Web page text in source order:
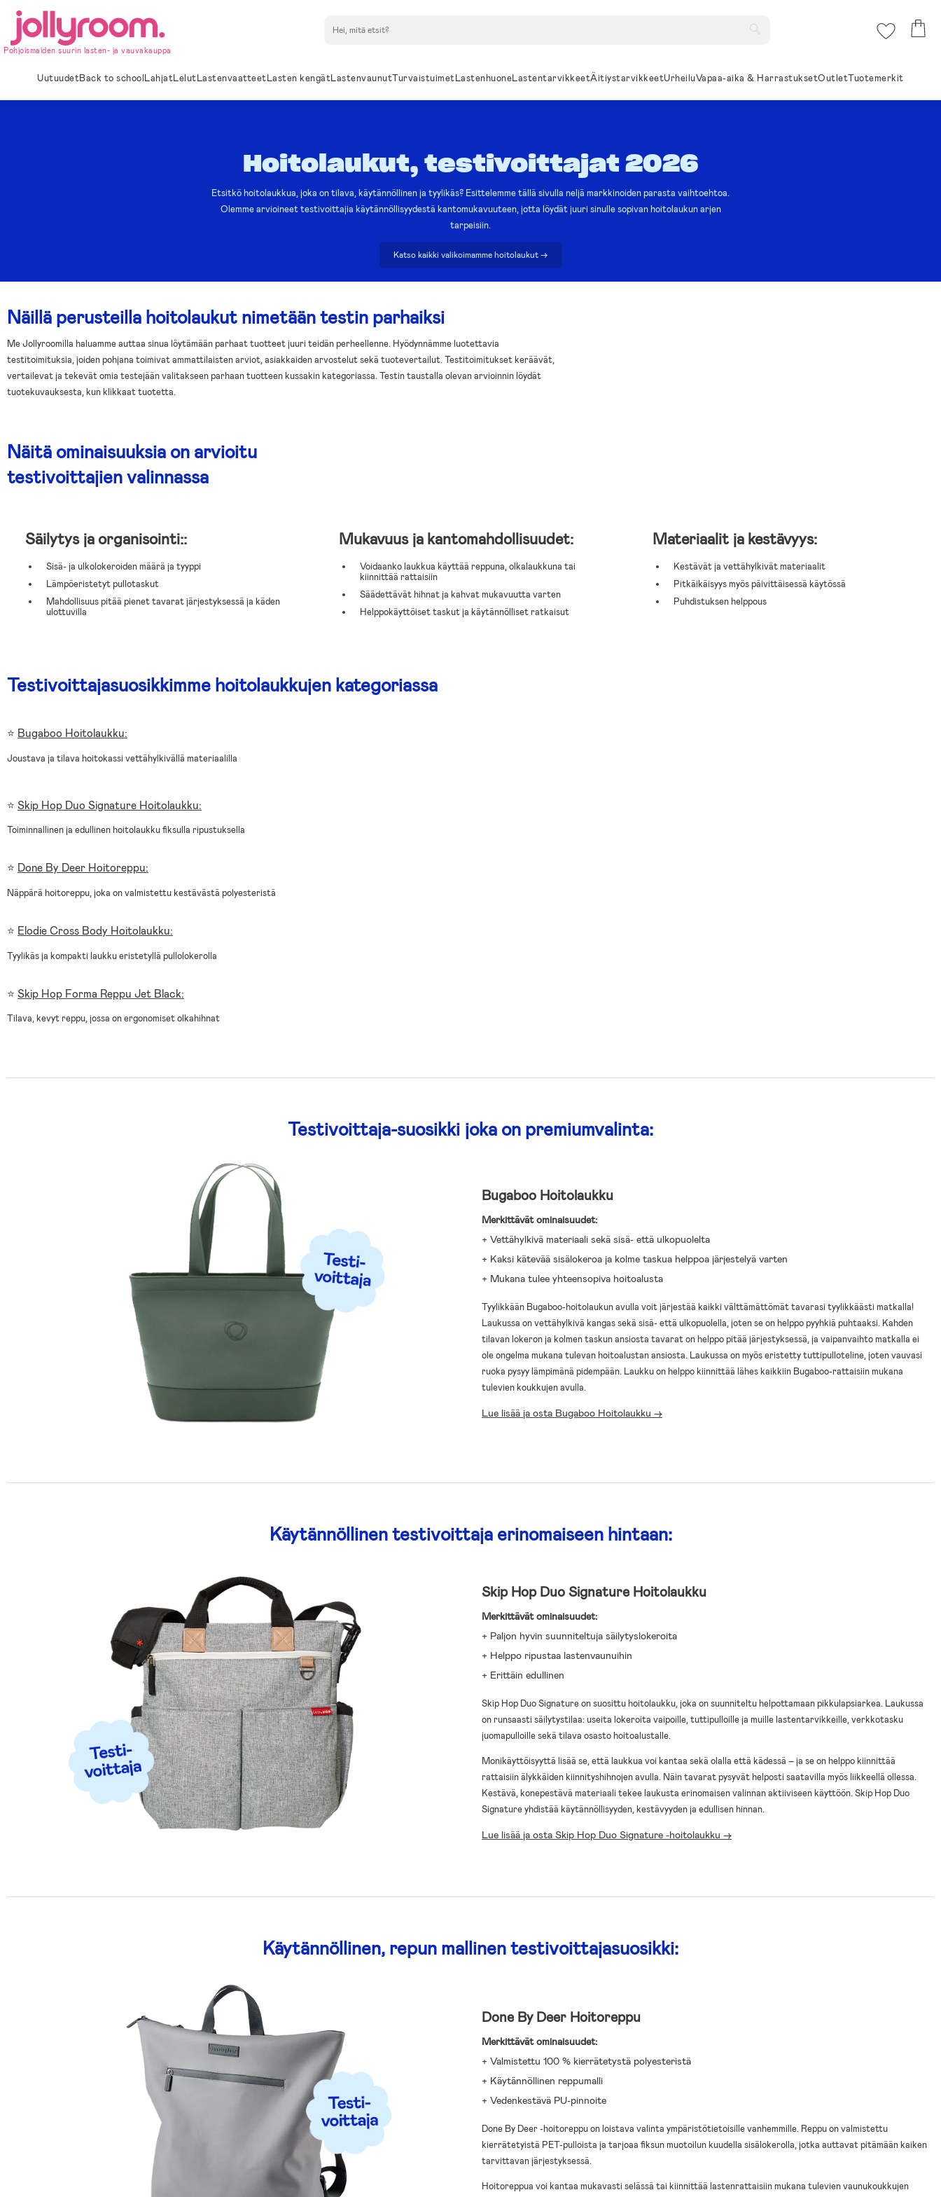
Hoppa
innehållet
Pohjoismaiden suurin lasten- ja vauvakauppa
UutuudetBack to schoolLahjatLelutLastenvaatteetLasten kengätLastenvaunutTurvaistuimetLastenhuoneLastentarvikkeetÄitiystarvikkeetUrheiluVapaa-aika & HarrastuksetOutletTuotemerkit
Hoitolaukut, testivoittajat 2026
Etsitkö hoitolaukkua, joka on tilava, käytännöllinen ja tyylikäs? Esittelemme tällä sivulla neljä markkinoiden parasta vaihtoehtoa.
Olemme arvioineet testivoittajia käytännöllisyydestä kantomukavuuteen, jotta löydät juuri sinulle sopivan hoitolaukun arjen
tarpeisiin.
Katso kaikki valikoimamme hoitolaukut ->
Näillä perusteilla hoitolaukut nimetään testin parhaiksi
Me Jollyroomilla haluamme auttaa sinua löytämään parhaat tuotteet juuri teidän perheellenne. Hyödynnämme luotettavia
testitoimituksia, joiden pohjana toimivat ammattilaisten arviot, asiakkaiden arvostelut sekä tuotevertailut. Testitoimitukset keräävät,
vertailevat ja tekevät omia testejään valitakseen parhaan tuotteen kussakin kategoriassa. Testin taustalla olevan arvioinnin löydät
tuotekuvauksesta, kun klikkaat tuotetta.
Näitä ominaisuuksia on arvioitu
testivoittajien valinnassa
Säilytys ja organisointi::
Sisä- ja ulkolokeroiden määrä ja tyyppi
Lämpöeristetyt pullotaskut
Mahdollisuus pitää pienet tavarat järjestyksessä ja käden
ulottuvilla
Mukavuus ja kantomahdollisuudet:
Voidaanko laukkua käyttää reppuna, olkalaukkuna tai
kiinnittää rattaisiin
Säädettävät hihnat ja kahvat mukavuutta varten
Helppokäyttöiset taskut ja käytännölliset ratkaisut
Materiaalit ja kestävyys:
Kestävät ja vettähylkivät materiaalit
Pitkäikäisyys myös päivittäisessä käytössä
Puhdistuksen helppous
Testivoittajasuosikkimme hoitolaukkujen kategoriassa
⭐ Bugaboo Hoitolaukku:
Joustava ja tilava hoitokassi vettähylkivällä materiaalilla
⭐ Skip Hop Duo Signature Hoitolaukku:
Toiminnallinen ja edullinen hoitolaukku fiksulla ripustuksella
⭐ Done By Deer Hoitoreppu:
Näppärä hoitoreppu, joka on valmistettu kestävästä polyesteristä
⭐ Elodie Cross Body Hoitolaukku:
Tyylikäs ja kompakti laukku eristetyllä pullolokerolla
⭐ Skip Hop Forma Reppu Jet Black:
Tilava, kevyt reppu, jossa on ergonomiset olkahihnat
Testivoittaja-suosikki joka on premiumvalinta:
Bugaboo Hoitolaukku
Merkittävät ominaisuudet:
+ Vettähylkivä materiaali sekä sisä- että ulkopuolelta
+ Kaksi kätevää sisälokeroa ja kolme taskua helppoa järjestelyä varten
+ Mukana tulee yhteensopiva hoitoalusta
Tyylikkään Bugaboo-hoitolaukun avulla voit järjestää kaikki välttämättömät tavarasi tyylikkäästi matkalla!
Laukussa on vettähylkivä kangas sekä sisä- että ulkopuolella, joten se on helppo pyyhkiä puhtaaksi. Kahden
tilavan lokeron ja kolmen taskun ansiosta tavarat on helppo pitää järjestyksessä, ja vaipanvaihto matkalla ei
ole ongelma mukana tulevan hoitoalustan ansiosta. Laukussa on myös eristetty tuttipulloteline, joten vauvasi
ruoka pysyy lämpimänä pidempään. Laukku on helppo kiinnittää lähes kaikkiin Bugaboo-rattaisiin mukana
tulevien koukkujen avulla.
Lue lisää ja osta Bugaboo Hoitolaukku ->
Käytännöllinen testivoittaja erinomaiseen hintaan:
Skip Hop Duo Signature Hoitolaukku
Merkittävät ominaisuudet:
+ Paljon hyvin suunniteltuja säilytyslokeroita
+ Helppo ripustaa lastenvaunuihin
+ Erittäin edullinen
Skip Hop Duo Signature on suosittu hoitolaukku, joka on suunniteltu helpottamaan pikkulapsiarkea. Laukussa
on runsaasti säilytystilaa: useita lokeroita vaipoille, tuttipulloille ja muille lastentarvikkeille, verkkotasku
juomapulloille sekä tilava osasto hoitoalustalle.
Monikäyttöisyyttä lisää se, että laukkua voi kantaa sekä olalla että kädessä – ja se on helppo kiinnittää
rattaisiin älykkäiden kiinnityshihnojen avulla. Näin tavarat pysyvät helposti saatavilla myös liikkeellä ollessa.
Kestävä, konepestävä materiaali tekee laukusta erinomaisen valinnan aktiiviseen käyttöön. Skip Hop Duo
Signature yhdistää käytännöllisyyden, kestävyyden ja edullisen hinnan.
Lue lisää ja osta Skip Hop Duo Signature -hoitolaukku ->
Käytännöllinen, repun mallinen testivoittajasuosikki:
Done By Deer Hoitoreppu
Merkittävät ominaisuudet:
+ Valmistettu 100 % kierrätetystä polyesteristä
+ Käytännöllinen reppumalli
+ Vedenkestävä PU-pinnoite
Done By Deer -hoitoreppu on loistava valinta ympäristötietoisille vanhemmille. Reppu on valmistettu
kierrätetyistä PET-pulloista ja tarjoaa fiksun muotoilun kuudella sisälokerolla, jotka auttavat pitämään kaiken
tarvittavan järjestyksessä.
Hoitoreppua voi kantaa mukavasti selässä tai kiinnittää lastenrattaisiin mukana tulevien vaunukoukkujen